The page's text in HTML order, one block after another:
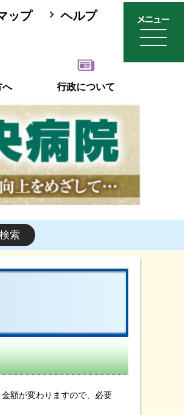
ップ ヘルプ
へ 行政について
額が変わりますので、必要